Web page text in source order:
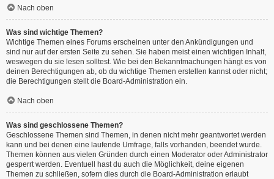
Nach oben
Was sind wichtige Themen?
Wichtige Themen eines Forums erscheinen unter den Ankündigungen und
sind nur auf der ersten Seite zu sehen. Sie haben meist einen wichtigen Inhalt,
weswegen du sie lesen solltest. Wie bei den Bekanntmachungen hängt es von
deinen Berechtigungen ab, ob du wichtige Themen erstellen kannst oder nicht;
die Berechtigungen stellt die Board-Administration ein.
Nach oben
Was sind geschlossene Themen?
Geschlossene Themen sind Themen, in denen nicht mehr geantwortet werden
kann und bei denen eine laufende Umfrage, falls vorhanden, beendet wurde.
Themen können aus vielen Gründen durch einen Moderator oder Administrator
gesperrt werden. Eventuell hast du auch die Möglichkeit, deine eigenen
Themen zu schließen, sofern dies durch die Board-Administration erlaubt